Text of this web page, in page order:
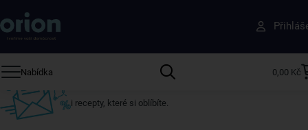
Nabídka 0,00 Kč
Získejte rady, recepty a tipy na slevy dřív než
ostatní
Přihlaste se k odběru našeho newsletteru.
i recepty, které si oblíbíte.